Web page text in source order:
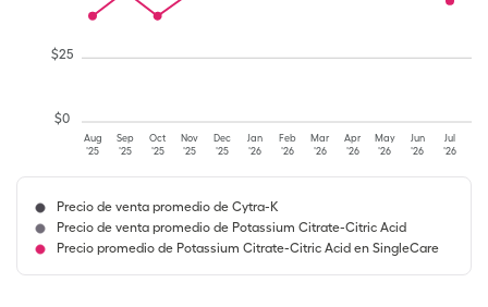
Aug
'25
Sep
'25
Oct
'25
Nov
'25
Dec
'25
Jan
'26
Feb
'26
Mar
'26
Apr
'26
May
'26
Jun
'26
Jul
'26
$0
$25
Precio de venta promedio de Cytra-K
Precio de venta promedio de Potassium Citrate-Citric Acid
Precio promedio de Potassium Citrate-Citric Acid en SingleCare